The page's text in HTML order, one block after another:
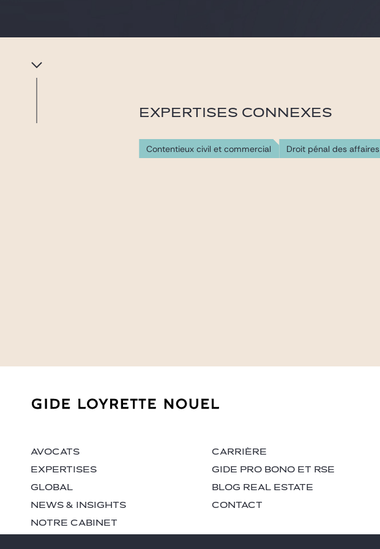
EXPERTISES CONNEXES
Contentieux civil et commercial Droit pénal des affaires
AVOCATS
EXPERTISES
GLOBAL
NEWS & INSIGHTS
NOTRE CABINET
CARRIÈRE
GIDE PRO BONO ET RSE
BLOG REAL ESTATE
CONTACT